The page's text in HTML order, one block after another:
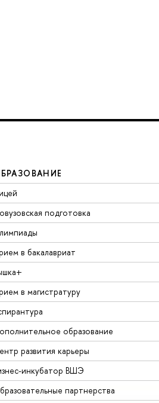
подготовка
в бакалавриат
в магистратуру
образование
развития карьеры
инкубатор ВШЭ
партнерства